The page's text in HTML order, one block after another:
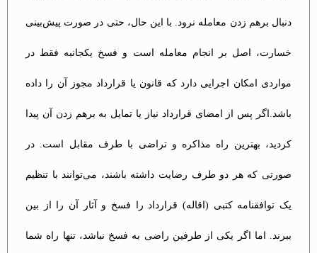
دنبال برهم زدن معامله نرود. با این حال، حتی در صورت پیش‌بینی
خسارت، اصل بر انجام معامله است و فسخ یکجانبه فقط در
مواردی امکان اجرایی دارد که قانون یا قرارداد مجوز آن را داده
باشد.اگر پس از امضای قرارداد نیاز یا تمایل به برهم زدن آن پیدا
کردید، بهترین راه مذاکره و تراضی با طرف مقابل است. در
صورتی که هر دو طرف رضایت داشته باشند، می‌توانند با تنظیم
یک توافقنامه کتبی (اقاله) قرارداد را فسخ و آثار آن را از بین
ببرند. اما اگر یکی از طرفین راضی به فسخ نباشد، تنها راه شما